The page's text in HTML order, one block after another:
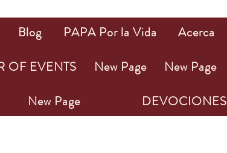
Blog PAPA Por la Vida Acerca
OF EVENTS New Page New Page
New Page DEVOCIONES